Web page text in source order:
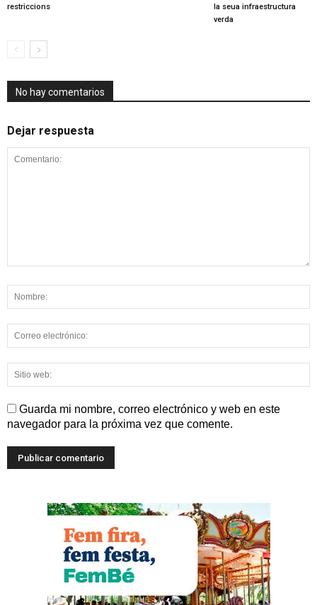
restriccions
la seua infraestructura
verda
No hay comentarios
Dejar respuesta
Guarda mi nombre, correo electrónico y web en este
navegador para la próxima vez que comente.